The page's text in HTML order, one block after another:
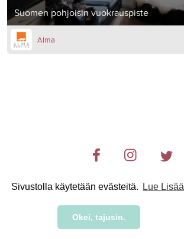
Sivustolla käytetään evästeitä. Lue Lisää
Okei, tajusin.
Suomen pohjoisin vuokrauspiste
Alma
© 2019-2024 RetkiRent .